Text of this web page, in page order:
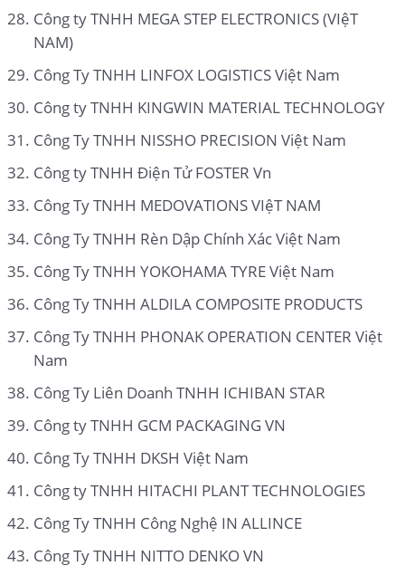
Công ty TNHH MEGA STEP ELECTRONICS (VIệT
NAM)
Công Ty TNHH LINFOX LOGISTICS Việt Nam
Công ty TNHH KINGWIN MATERIAL TECHNOLOGY
Công Ty TNHH NISSHO PRECISION Việt Nam
Công ty TNHH Điện Tử FOSTER Vn
Công Ty TNHH MEDOVATIONS VIệT NAM
Công Ty TNHH Rèn Dập Chính Xác Việt Nam
Công Ty TNHH YOKOHAMA TYRE Việt Nam
Công Ty TNHH ALDILA COMPOSITE PRODUCTS
Công Ty TNHH PHONAK OPERATION CENTER Việt
Nam
Công Ty Liên Doanh TNHH ICHIBAN STAR
Công ty TNHH GCM PACKAGING VN
Công Ty TNHH DKSH Việt Nam
Công ty TNHH HITACHI PLANT TECHNOLOGIES
Công Ty TNHH Công Nghệ IN ALLINCE
Công Ty TNHH NITTO DENKO VN